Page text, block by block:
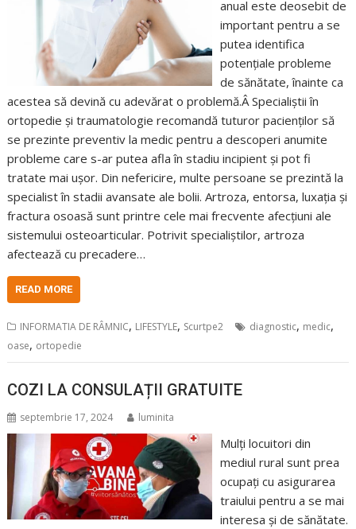
anual este deosebit de
important pentru a se
putea identifica
potențiale probleme
de sănătate, înainte ca
acestea să devină cu adevărat o problemă.Â Specialiștii în
ortopedie și traumatologie recomandă tuturor pacienților să
se prezinte preventiv la medic pentru a descoperi anumite
probleme care s-ar putea afla în stadiu incipient și pot fi
tratate mai ușor. Din nefericire, multe persoane se prezintă la
specialist în stadii avansate ale bolii. Artroza, entorsa, luxația și
fractura osoasă sunt printre cele mai frecvente afecțiuni ale
sistemului osteoarticular. Potrivit specialiștilor, artroza
afectează cu precadere…
READ MORE
INFORMATIA DE RÂMNIC, LIFESTYLE, Scurtpe2 diagnostic, medic,
oase, ortopedie
COZI LA CONSULAȚII GRATUITE
septembrie 17, 2024 luminita
Mulți locuitori din
mediul rural sunt prea
ocupați cu asigurarea
traiului pentru a se mai
interesa și de sănătate.